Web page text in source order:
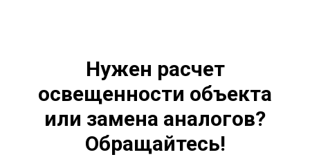
Нужен расчет
освещенности объекта
или замена аналогов?
Обращайтесь!